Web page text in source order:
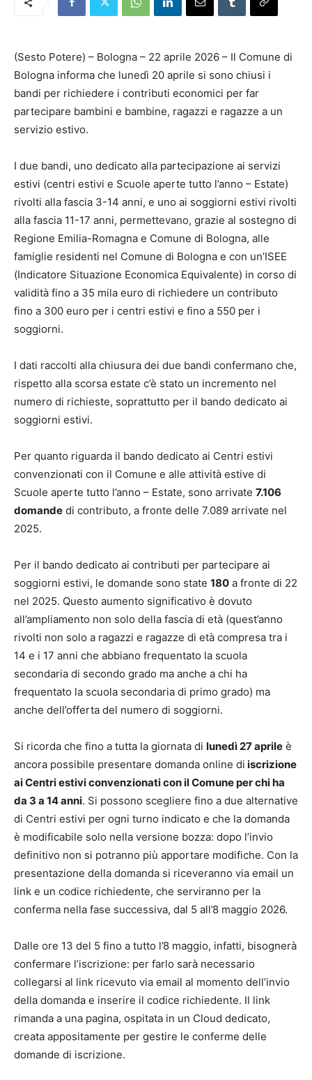
(Sesto Potere) – Bologna – 22 aprile 2026 – Il Comune di
Bologna informa che lunedì 20 aprile si sono chiusi i
bandi per richiedere i contributi economici per far
partecipare bambini e bambine, ragazzi e ragazze a un
servizio estivo.
I due bandi, uno dedicato alla partecipazione ai servizi
estivi (centri estivi e Scuole aperte tutto l’anno – Estate)
rivolti alla fascia 3-14 anni, e uno ai soggiorni estivi rivolti
alla fascia 11-17 anni, permettevano, grazie al sostegno di
Regione Emilia-Romagna e Comune di Bologna, alle
famiglie residenti nel Comune di Bologna e con un’ISEE
(Indicatore Situazione Economica Equivalente) in corso di
validità fino a 35 mila euro di richiedere un contributo
fino a 300 euro per i centri estivi e fino a 550 per i
soggiorni.
I dati raccolti alla chiusura dei due bandi confermano che,
rispetto alla scorsa estate c’è stato un incremento nel
numero di richieste, soprattutto per il bando dedicato ai
soggiorni estivi.
Per quanto riguarda il bando dedicato ai Centri estivi
convenzionati con il Comune e alle attività estive di
Scuole aperte tutto l’anno – Estate, sono arrivate 7.106
domande di contributo, a fronte delle 7.089 arrivate nel
2025.
Per il bando dedicato ai contributi per partecipare ai
soggiorni estivi, le domande sono state 180 a fronte di 22
nel 2025. Questo aumento significativo è dovuto
all’ampliamento non solo della fascia di età (quest’anno
rivolti non solo a ragazzi e ragazze di età compresa tra i
14 e i 17 anni che abbiano frequentato la scuola
secondaria di secondo grado ma anche a chi ha
frequentato la scuola secondaria di primo grado) ma
anche dell’offerta del numero di soggiorni.
Si ricorda che fino a tutta la giornata di lunedì 27 aprile è
ancora possibile presentare domanda online di iscrizione
ai Centri estivi convenzionati con il Comune per chi ha
da 3 a 14 anni. Si possono scegliere fino a due alternative
di Centri estivi per ogni turno indicato e che la domanda
è modificabile solo nella versione bozza: dopo l’invio
definitivo non si potranno più apportare modifiche. Con la
presentazione della domanda si riceveranno via email un
link e un codice richiedente, che serviranno per la
conferma nella fase successiva, dal 5 all’8 maggio 2026.
Dalle ore 13 del 5 fino a tutto l’8 maggio, infatti, bisognerà
confermare l’iscrizione: per farlo sarà necessario
collegarsi al link ricevuto via email al momento dell’invio
della domanda e inserire il codice richiedente. Il link
rimanda a una pagina, ospitata in un Cloud dedicato,
creata appositamente per gestire le conferme delle
domande di iscrizione.